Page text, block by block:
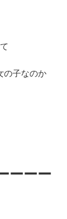
の子なのか
ーーー